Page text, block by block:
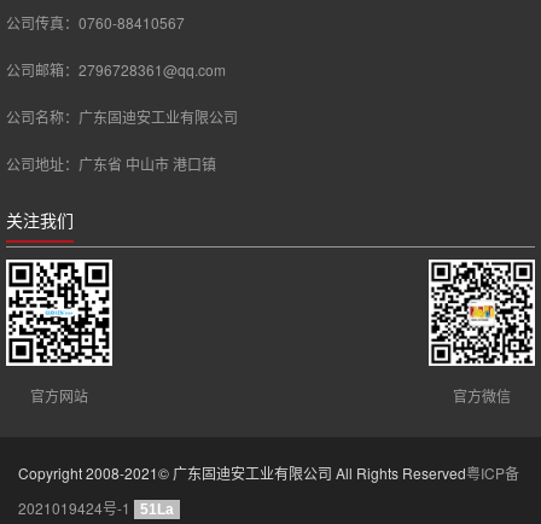
公司传真：0760-88410567
公司邮箱：2796728361@qq.com
公司名称：广东固迪安工业有限公司
公司地址：广东省 中山市 港口镇
关注我们
官方网站 官方微信
Copyright 2008-2021© 广东固迪安工业有限公司 All Rights Reserved粤ICP备
2021019424号-1
51La